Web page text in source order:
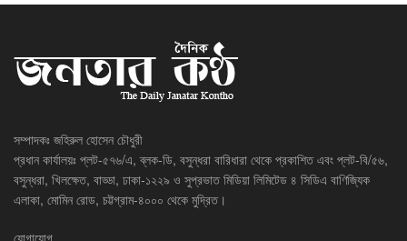
সম্পাদকঃ জহিরুল হোসেন চৌধুরী
প্রধান কার্যালয়ঃ প্লট-৫৭৬/এ, ব্লক-ডি, বসুন্ধরা বারিধারা থেকে প্রকাশিত এবং প্লট-বি/৫৬,
বসুন্ধরা, খিলক্ষেত, বাড্ডা, ঢাকা-১২২৯ ও সুপ্রভাত মিডিয়া লিমিটেড ৪ সিডিএ বাণিজ্যিক
এলাকা, মোমিন রোড, চট্টগ্রাম-৪০০০ থেকে মুদ্রিত।
যোগাযোগ